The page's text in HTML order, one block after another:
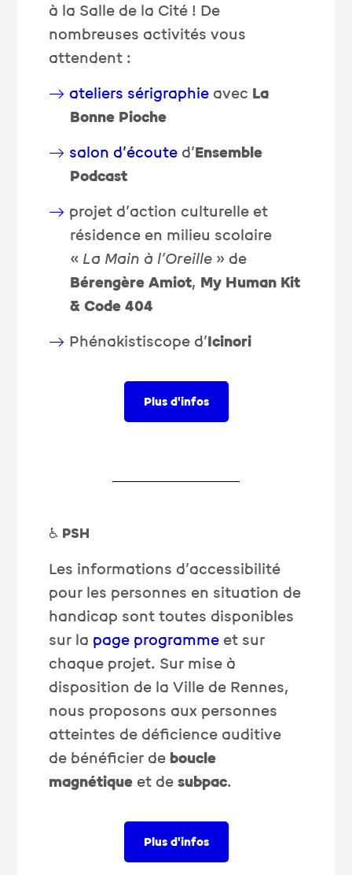
à la Salle de la Cité ! De
nombreuses activités vous
attendent :
ateliers sérigraphie avec La
Bonne Pioche
salon d’écoute d’Ensemble
Podcast
projet d’action culturelle et
résidence en milieu scolaire
« La Main à l’Oreille» de
Bérengère Amiot, My Human Kit
& Code 404
Phénakistiscope d’Icinori
Plus d'infos
️♿️ PSH
Les informations d’accessibilité
pour les personnes en situation de
handicap sont toutes disponibles
sur la page programme et sur
chaque projet. Sur mise à
disposition de la Ville de Rennes,
nous proposons aux personnes
atteintes de déficience auditive
de bénéficier deboucle
magnétique et desubpac.
Plus d'infos